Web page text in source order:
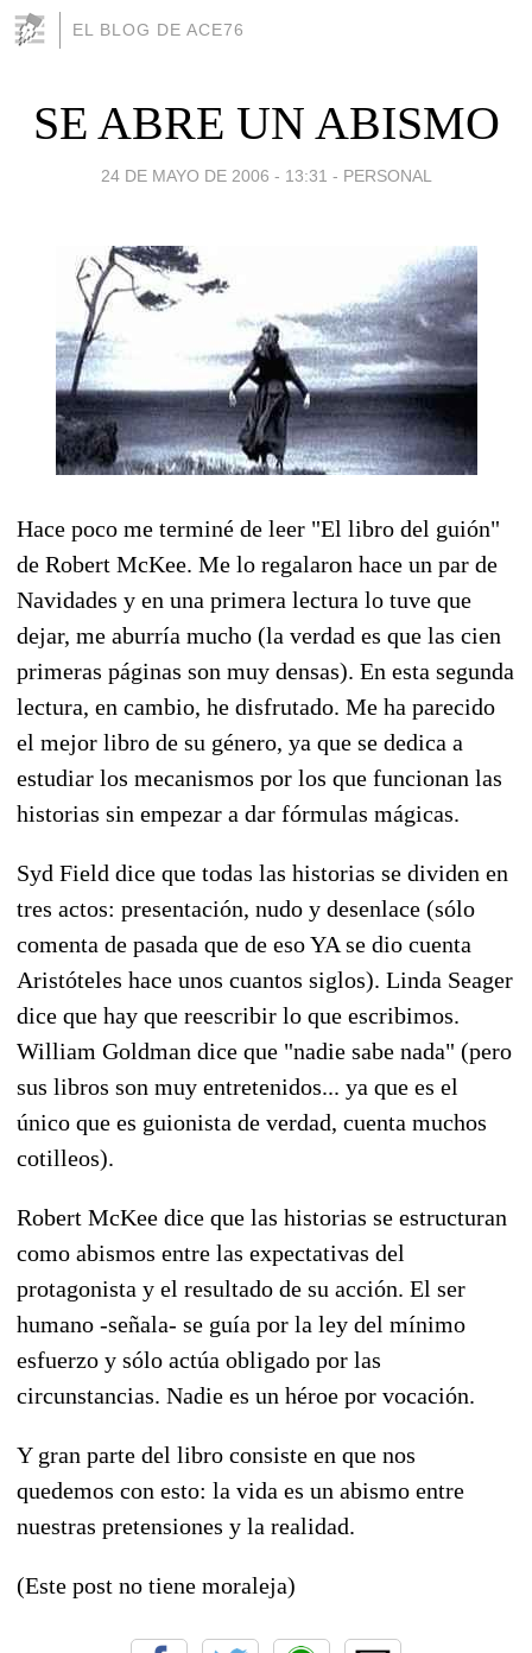
EL BLOG DE ACE76
SE ABRE UN ABISMO
24 DE MAYO DE 2006 - 13:31 - PERSONAL
Hace poco me terminé de leer "El libro del guión"
de Robert McKee. Me lo regalaron hace un par de
Navidades y en una primera lectura lo tuve que
dejar, me aburría mucho (la verdad es que las cien
primeras páginas son muy densas). En esta segunda
lectura, en cambio, he disfrutado. Me ha parecido
el mejor libro de su género, ya que se dedica a
estudiar los mecanismos por los que funcionan las
historias sin empezar a dar fórmulas mágicas.
Syd Field dice que todas las historias se dividen en
tres actos: presentación, nudo y desenlace (sólo
comenta de pasada que de eso YA se dio cuenta
Aristóteles hace unos cuantos siglos). Linda Seager
dice que hay que reescribir lo que escribimos.
William Goldman dice que "nadie sabe nada" (pero
sus libros son muy entretenidos... ya que es el
único que es guionista de verdad, cuenta muchos
cotilleos).
Robert McKee dice que las historias se estructuran
como abismos entre las expectativas del
protagonista y el resultado de su acción. El ser
humano -señala- se guía por la ley del mínimo
esfuerzo y sólo actúa obligado por las
circunstancias. Nadie es un héroe por vocación.
Y gran parte del libro consiste en que nos
quedemos con esto: la vida es un abismo entre
nuestras pretensiones y la realidad.
(Este post no tiene moraleja)